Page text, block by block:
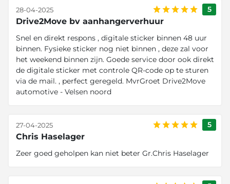
5
Drive2Move bv aanhangerverhuur
28-04-2025
Snel en direkt respons , digitale sticker binnen 48 uur
binnen. Fysieke sticker nog niet binnen , deze zal voor
het weekend binnen zijn. Goede service door ook direkt
de digitale sticker met controle QR-code op te sturen
via de mail. , perfect geregeld. MvrGroet Drive2Move
automotive - Velsen noord
5
Chris Haselager
27-04-2025
Zeer goed geholpen kan niet beter Gr.Chris Haselager